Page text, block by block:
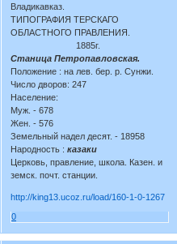
Владикавказ.
ТИПОГРАФИЯ ТЕРСКАГО
ОБЛАСТНОГО ПРАВЛЕНИЯ.
1885г.
Станица Петропавловская.
Положение : на лев. бер. р. Сунжи.
Число дворов: 247
Население:
Муж. - 678
Жен. - 576
Земельный надел десят. - 18958
Народность : казаки
Церковь, правление, школа. Казен. и
земск. почт. станции.
http://king13.ucoz.ru/load/160-1-0-1267
0